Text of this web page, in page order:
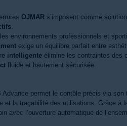
OJMARs’imposent comme
.
environnements professionnels et
exige un équilibre parfait entre
intelligenteélimine les contraintes des
fluide et hautement sécurisée.
Advance permet le contôle précis via
et la traçabilité des utilisations. Grâce à
avec l’ouverture automatique de